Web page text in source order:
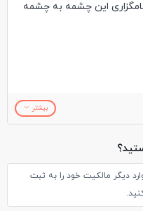
این چشمه به چشمه
منطقه کاملا
دارد.درفصل زمستان هم
اززمین پیست هم عکس
از لاله های واژگونش
بیشتر
دیگر مالکیت خود را به ثبت